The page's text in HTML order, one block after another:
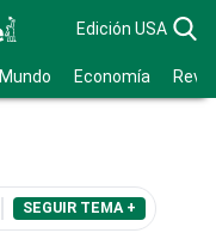
Edición USA
Mundo Economía
SEGUIR TEMA +